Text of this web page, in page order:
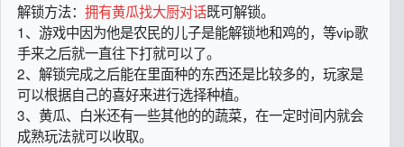
解锁方法： 拥有黄瓜找大厨对话既可解锁。
1、游戏中因为他是农民的儿子是能解锁地和鸡的，等vip歌
手来之后就一直往下打就可以了。
2、解锁完成之后能在里面种的东西还是比较多的，玩家是
可以根据自己的喜好来进行选择种植。
3、黄瓜、白米还有一些其他的的蔬菜，在一定时间内就会
成熟玩法就可以收取。